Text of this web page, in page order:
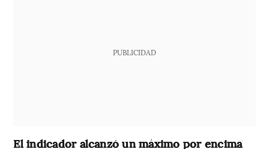
PUBLICIDAD
El indicador alcanzó un máximo por encima